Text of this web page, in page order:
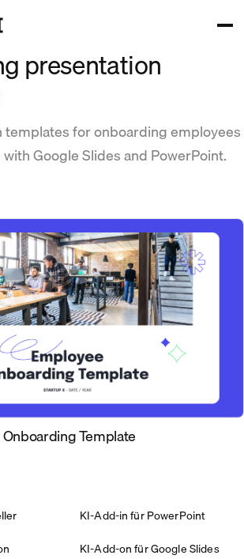
presentation
templates for onboarding employees
Google Slides and PowerPoint.
Template
KI-Add-in für PowerPoint
KI-Add-on für Google Slides